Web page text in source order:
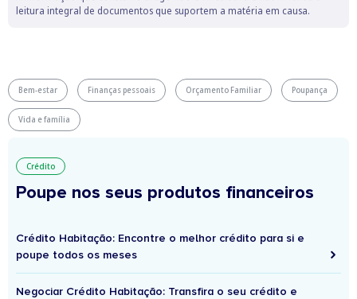
leitura integral de documentos que suportem a matéria em causa.
Bem-estar Finanças pessoais Orçamento Familiar Poupança
Vida e família
Crédito
Poupe nos seus produtos financeiros
Crédito Habitação: Encontre o melhor crédito para si e
poupe todos os meses
Negociar Crédito Habitação: Transfira o seu crédito e